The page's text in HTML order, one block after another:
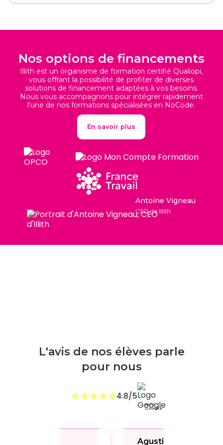
Nos options de financements
Illith est un organisme de formation certifié Qualiopi,
vous offrant la possibilité de profiter de diverses
solutions de financement adaptées à vos besoins.
Nous vous accompagnons pour intégrer rapidement
l'une de nos formations spécialisées en NoCode.
En savoir plus
Antoine Vigneau
CEO de Illith
L'avis de nos élèves parle
pour nous
4.8/5
Avis
Google
Agustin Ortiz